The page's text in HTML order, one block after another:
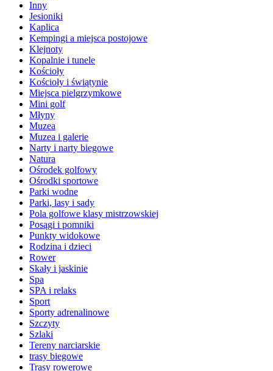
Inny
Jesioniki
Kaplica
Kempingi a miejsca postojowe
Klejnoty
Kopalnie i tunele
Kościoły
Kościoły i świątynie
Miejsca pielgrzymkowe
Mini golf
Młyny
Muzea
Muzea i galerie
Narty i narty biegowe
Natura
Ośrodek golfowy
Ośrodki sportowe
Parki wodne
Parki, lasy i sady
Pola golfowe klasy mistrzowskiej
Posągi i pomniki
Punkty widokowe
Rodzina i dzieci
Rower
Skały i jaskinie
Spa
SPA i relaks
Sport
Sporty adrenalinowe
Szczyty
Szlaki
Tereny narciarskie
trasy biegowe
Trasy rowerowe